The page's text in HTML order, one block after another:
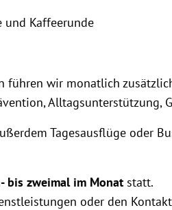
und Kaffeerunde
führen wir monatlich
Alltagsunterstützung,
Tagesausflüge oder
bis zweimal im Monatstatt.
oder den